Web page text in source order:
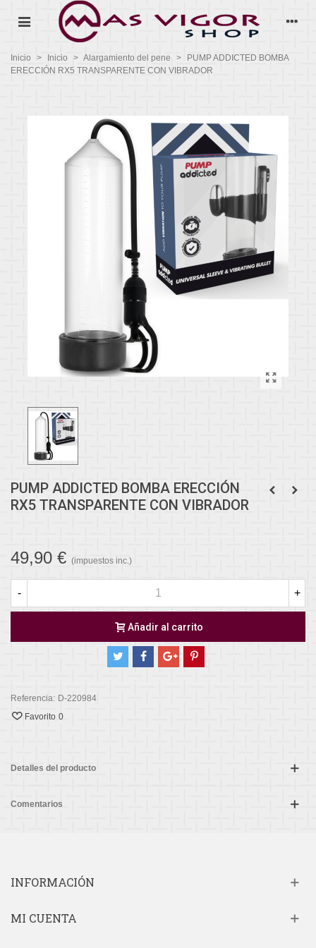
Inicio > Inicio > Alargamiento del pene >
PUMP ADDICTED BOMBA
ERECCIÓN RX5 TRANSPARENTE CON VIBRADOR
PUMP ADDICTED BOMBA ERECCIÓN
RX5 TRANSPARENTE CON VIBRADOR
49,90 € (impuestos inc.)
- +
Añadir al carrito
Referencia: D-220984
Favorito 0
Detalles del producto
Comentarios
INFORMACIÓN
MI CUENTA